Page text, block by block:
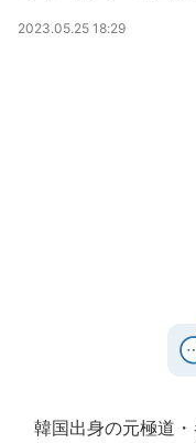
2023.05.25 18:29
韓国出身の元極道